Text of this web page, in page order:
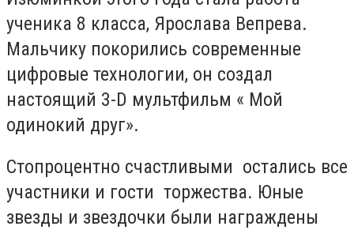
ученика 8 класса, Ярослава Вепрева.
Мальчику покорились современные
цифровые технологии, он создал
настоящий 3-D мультфильм « Мой
одинокий друг».
Стопроцентно счастливыми остались все
участники и гости торжества. Юные
звезды и звездочки были награждены